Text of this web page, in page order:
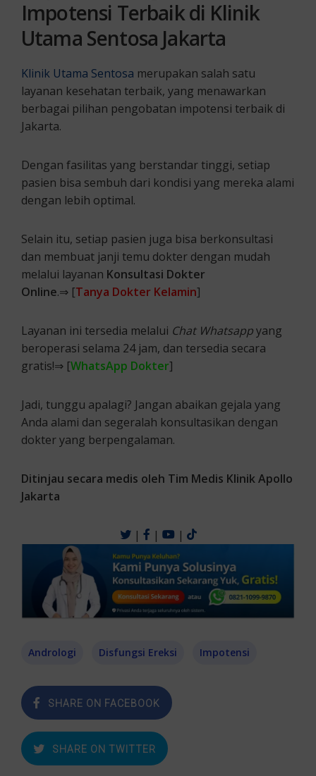
Impotensi Terbaik di Klinik
Utama Sentosa Jakarta
Klinik Utama Sentosa merupakan salah satu
layanan kesehatan terbaik, yang menawarkan
berbagai pilihan pengobatan impotensi terbaik di
Jakarta.
Dengan fasilitas yang berstandar tinggi, setiap
pasien bisa sembuh dari kondisi yang mereka alami
dengan lebih optimal.
Selain itu, setiap pasien juga bisa berkonsultasi
dan membuat janji temu dokter dengan mudah
melalui layanan Konsultasi Dokter
Online.⇒ [Tanya Dokter Kelamin]
Layanan ini tersedia melalui Chat Whatsappyang
beroperasi selama 24 jam, dan tersedia secara
gratis!⇒ [WhatsApp Dokter]
Jadi, tunggu apalagi? Jangan abaikan gejala yang
Anda alami dan segeralah konsultasikan dengan
dokter yang berpengalaman.
Ditinjau secara medis oleh Tim Medis Klinik Apollo
Jakarta
| | |
Andrologi Disfungsi Ereksi Impotensi
SHARE ON FACEBOOK
SHARE ON TWITTER